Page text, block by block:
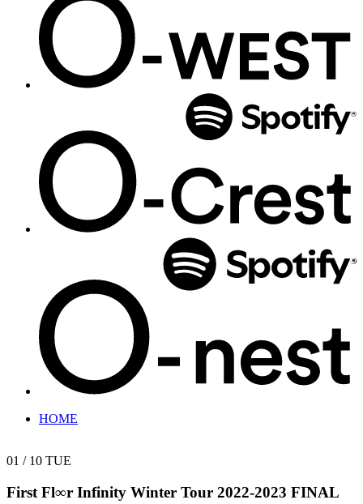
HOME
01 / 10 TUE
First Fl∞r Infinity Winter Tour 2022-2023 FINAL